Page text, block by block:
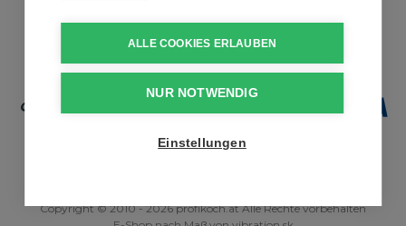
ALLE COOKIES ERLAUBEN
NUR NOTWENDIG
Einstellungen
Copyright © 2010 - 2026 profikoch.at Alle Rechte vorbehalten